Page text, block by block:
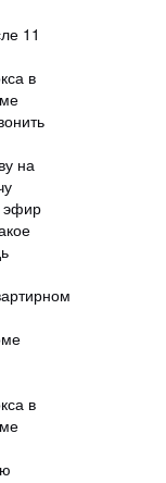
11
в
на
эфир
в